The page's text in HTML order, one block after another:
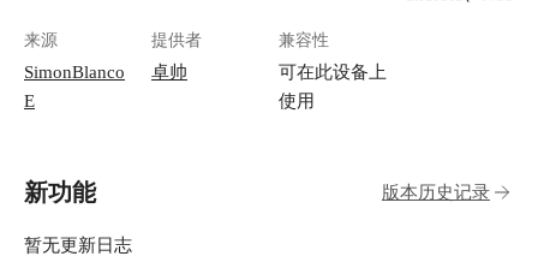
来源
SimonBlanco
E
提供者
卓帅
兼容性
可在此设备上
使用
新功能 版本历史记录
暂无更新日志